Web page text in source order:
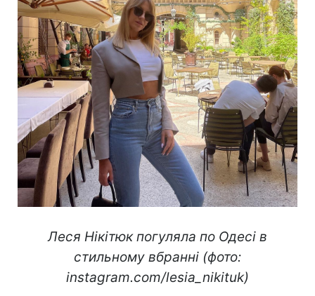
Леся Нікітюк погуляла по Одесі в
стильному вбранні (фото:
instagram.com/lesia_nikituk)